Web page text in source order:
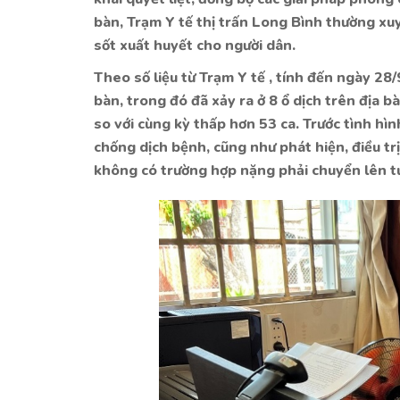
bàn, Trạm Y tế thị trấn Long Bình thường
sốt xuất huyết cho người dân.
Theo số liệu từ Trạm Y tế , tính đến ngày
bàn, trong đó đã xảy ra ở 8 ổ dịch trên địa
so với cùng kỳ thấp hơn 53 ca. Trước tình
chống dịch bệnh, cũng như phát hiện, điều
không có trường hợp nặng phải chuyển lên